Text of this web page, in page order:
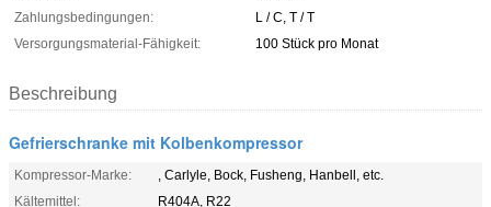
Zahlungsbedingungen:
L / C, T / T
Versorgungsmaterial-Fähigkeit:
100 Stück pro Monat
Beschreibung
Gefrierschranke mit Kolbenkompressor
Kompressor-Marke:
, Carlyle, Bock, Fusheng, Hanbell, etc.
Kältemittel:
R404A, R22